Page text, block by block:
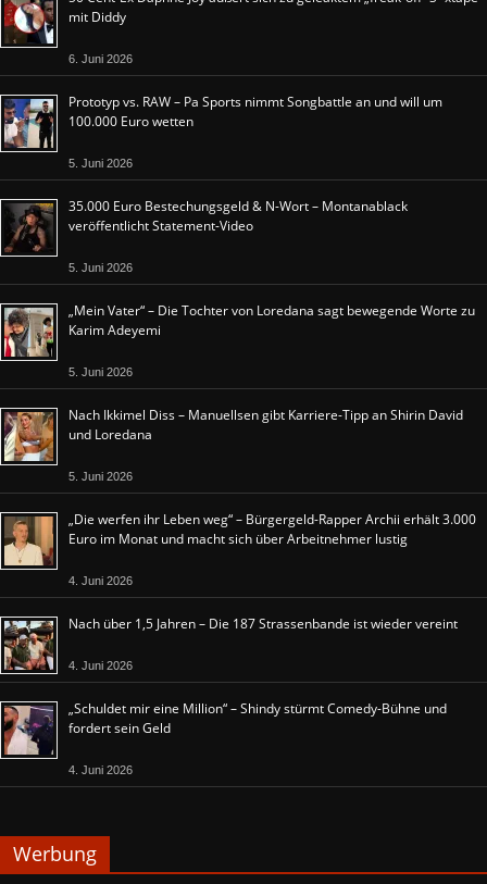
mit Diddy
6. Juni 2026
Prototyp vs. RAW – Pa Sports nimmt Songbattle an und will um
100.000 Euro wetten
5. Juni 2026
35.000 Euro Bestechungsgeld & N-Wort – Montanablack
veröffentlicht Statement-Video
5. Juni 2026
„Mein Vater“ – Die Tochter von Loredana sagt bewegende Worte zu
Karim Adeyemi
5. Juni 2026
Nach Ikkimel Diss – Manuellsen gibt Karriere-Tipp an Shirin David
und Loredana
5. Juni 2026
„Die werfen ihr Leben weg“ – Bürgergeld-Rapper Archii erhält 3.000
Euro im Monat und macht sich über Arbeitnehmer lustig
4. Juni 2026
Nach über 1,5 Jahren – Die 187 Strassenbande ist wieder vereint
4. Juni 2026
„Schuldet mir eine Million“ – Shindy stürmt Comedy-Bühne und
fordert sein Geld
4. Juni 2026
Werbung